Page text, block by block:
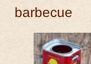
barbecue